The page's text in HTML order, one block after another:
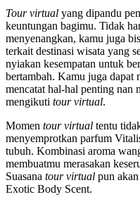
Tour virtual yang dipandu
keuntungan bagimu. Tidak
menyenangkan, kamu juga
terkait destinasi wisata yang
nyiakan kesempatan untuk
bertambah. Kamu juga dapat
mencatat hal-hal penting nan
mengikuti tour virtual.
Momen tour virtual tentu
menyemprotkan parfum
tubuh. Kombinasi aroma
membuatmu merasakan
Suasana tour virtual pun
Exotic Body Scent.